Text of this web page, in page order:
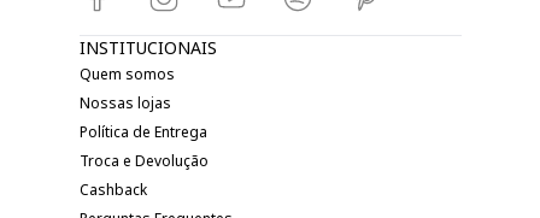
INSTITUCIONAIS
Quem somos
Nossas lojas
Política de Entrega
Troca e Devolução
Cashback